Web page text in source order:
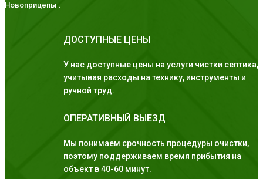
Новоприцепы .
ДОСТУПНЫЕ ЦЕНЫ
У нас доступные цены на услуги чистки септика,
учитывая расходы на технику, инструменты и
ручной труд.
ОПЕРАТИВНЫЙ ВЫЕЗД
Мы понимаем срочность процедуры очистки,
поэтому поддерживаем время прибытия на
объект в 40-60 минут.